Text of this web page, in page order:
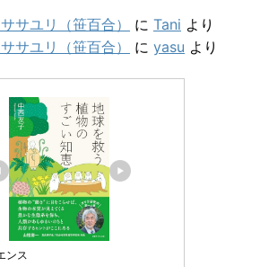
サユリ（笹百合）
に Tani より
サユリ（笹百合）
に yasu より
ンス